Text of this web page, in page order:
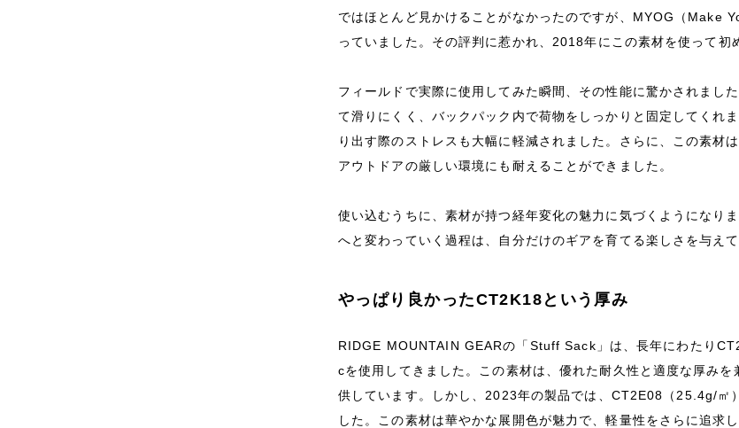
ではほとんど見かけることがなかったのですが、MYOG（Make
っていました。その評判に惹かれ、2018年にこの素材を使って初
フィールドで実際に使用してみた瞬間、その性能に驚かされま
て滑りにくく、バックパック内で荷物をしっかりと固定してくれ
り出す際のストレスも大幅に軽減されました。さらに、この素材
アウトドアの厳しい環境にも耐えることができました。
使い込むうちに、素材が持つ経年変化の魅力に気づくようになり
へと変わっていく過程は、自分だけのギアを育てる楽しさを与えて
やっぱり良かったCT2K18という厚み
RIDGE MOUNTAIN GEARの「Stuff Sack」は、長年にわたり
cを使用してきました。この素材は、優れた耐久性と適度な厚み
供しています。しかし、2023年の製品では、CT2E08（25.4g/
した。この素材は華やかな展開色が魅力で、軽量性をさらに追